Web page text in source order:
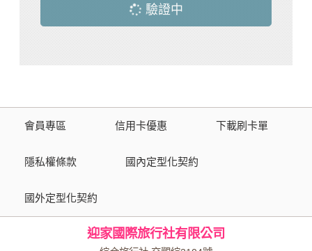
驗證中
會員專區 信用卡優惠 下載刷卡單
隱私權條款 國內定型化契約
國外定型化契約
迎家國際旅行社有限公司